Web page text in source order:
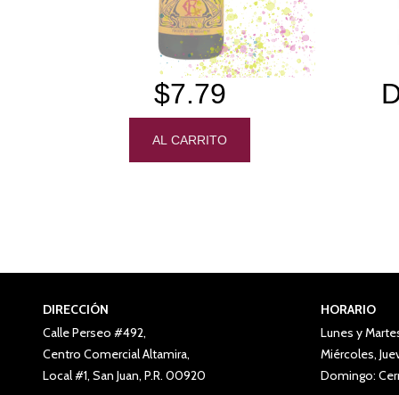
$7.79
DIRECCIÓN
Calle Perseo #492,
Centro Comercial Altamira,
Local #1, San Juan, P.R. 00920
HORARIO
Lunes y
Miércoles,
Domingo: